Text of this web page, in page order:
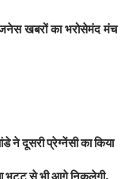
खबरों का भरोसेमंद मंच
ने दूसरी प्रेग्नेंसी का किया
भट्ट से भी आगे निकलेगी,